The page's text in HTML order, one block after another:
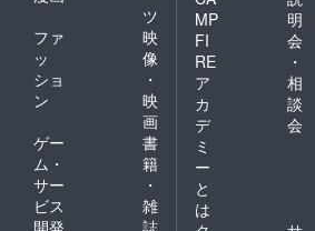
ツ
ファ
ッ
ショ
ン
映
像
・
映
画
ゲー
ム・
サー
ビス
開発
書
籍
・
雑
誌
MP
FI
RE
ア
カ
デ
ミ
ー
と
は
明
会
・
相
談
会